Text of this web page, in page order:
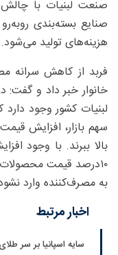
صنعت لبنیات با
صنایع بسته‌بندی
هزینه‌های تولید می‌شود.
فربد از کاهش سرانه
خانوار خبر داد و گفت:
لبنیات کشور وجود
سهم بازار، افزایش
بالا ببرند. با وجود
۱۰‌درصد قیمت
به مصرف‌کننده وارد
اخبار مرتبط
سایه اسپانیا بر سر